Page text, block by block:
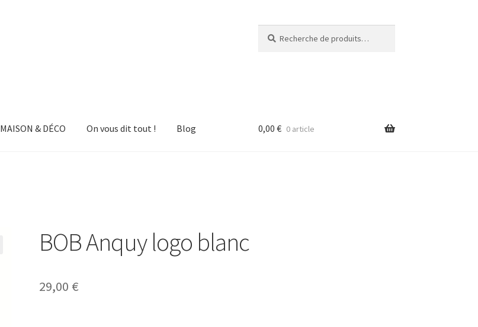
pour :
MAISON & DÉCO On vous dit tout ! Blog 0,00 € 0 article
BOB Anquy logo blanc
29,00 €